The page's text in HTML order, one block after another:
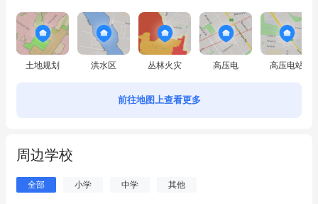
土地规划 洪水区 丛林火灾 高压电 高压电站
前往地图上查看更多
周边学校
全部 小学 中学 其他